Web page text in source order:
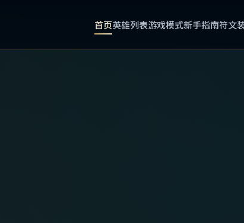
首页英雄列表游戏模式新手指南符文